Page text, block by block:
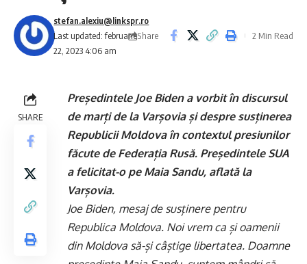
Last updated: februarie
22, 2023 4:06 am
stefan.alexiu@linkspr.ro
Share
2 Min Read
SHARE
Președintele Joe Biden a vorbit în discursul
de marți de la Varșovia și despre susținerea
Republicii Moldova în contextul presiunilor
făcute de Federația Rusă. Președintele SUA
a felicitat-o pe Maia Sandu, aflată la
Varșovia.
Joe Biden, mesaj de susținere pentru
Republica Moldova. Noi vrem ca și oamenii
din Moldova să-și câștige libertatea. Doamne